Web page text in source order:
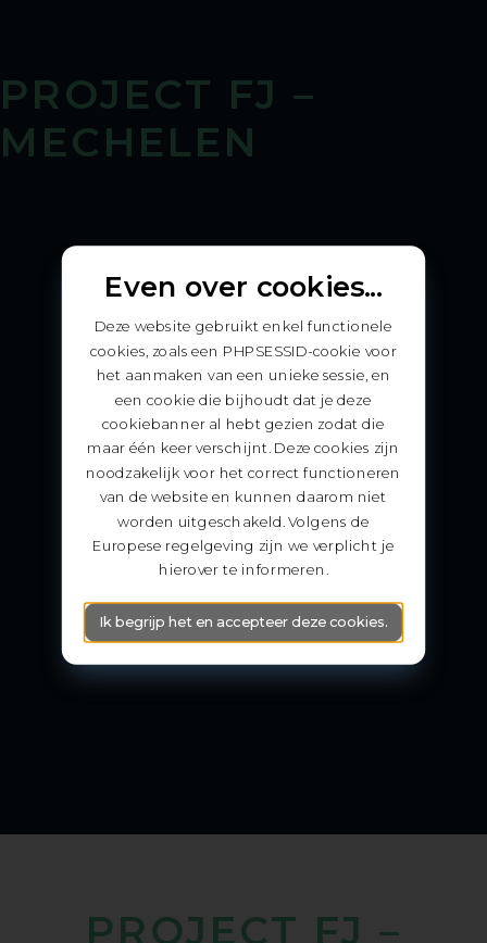
PROJECT FJ –
MECHELEN
PROJECT FJ –
Even over cookies...
Deze website gebruikt enkel functionele
cookies, zoals een PHPSESSID-cookie voor
het aanmaken van een unieke sessie, en
een cookie die bijhoudt dat je deze
cookiebanner al hebt gezien zodat die
maar één keer verschijnt. Deze cookies zijn
noodzakelijk voor het correct functioneren
van de website en kunnen daarom niet
worden uitgeschakeld. Volgens de
Europese regelgeving zijn we verplicht je
hierover te informeren.
Ik begrijp het en accepteer deze cookies.